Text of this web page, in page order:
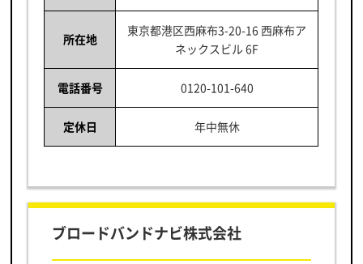
所在地
東京都港区西麻布3-20-16 西麻布ア
ネックスビル 6F
電話番号 0120-101-640
定休日 年中無休
ブロードバンドナビ株式会社